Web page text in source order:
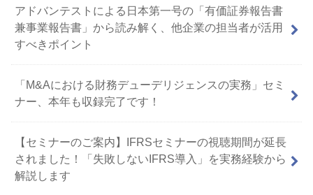
アドバンテストによる日本第一号の「有価証券報告書
兼事業報告書」から読み解く、他企業の担当者が活用
すべきポイント
「M&Aにおける財務デューデリジェンスの実務」セミ
ナー、本年も収録完了です！
【セミナーのご案内】IFRSセミナーの視聴期間が延長
されました！「失敗しないIFRS導入」を実務経験から
解説します